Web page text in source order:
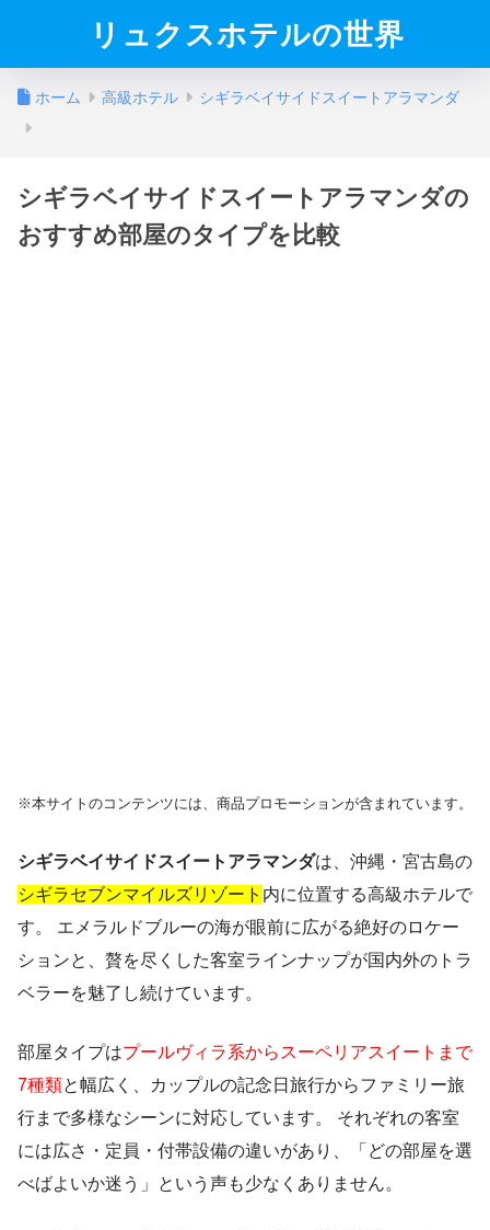
リュクスホテルの世界
ホーム 高級ホテル シギラベイサイドスイートアラマンダ
シギラベイサイドスイートアラマンダの
おすすめ部屋のタイプを比較
※本サイトのコンテンツには、商品プロモーションが含まれています。
シギラベイサイドスイートアラマンダは、沖縄・宮古島の
シギラセブンマイルズリゾート 内に位置する高級ホテルで
す。 エメラルドブルーの海が眼前に広がる絶好のロケー
ションと、贅を尽くした客室ラインナップが国内外のトラ
ベラーを魅了し続けています。
部屋タイプはプールヴィラ系からスーペリアスイートまで
7種類と幅広く、カップルの記念日旅行からファミリー旅
行まで多様なシーンに対応しています。 それぞれの客室
には広さ・定員・付帯設備の違いがあり、「どの部屋を選
べばよいか迷う」という声も少なくありません。